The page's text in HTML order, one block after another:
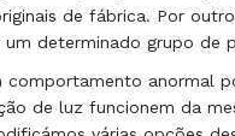
de fábrica. Por
determinado grupo de
comportamento anormal
de luz funcionem da